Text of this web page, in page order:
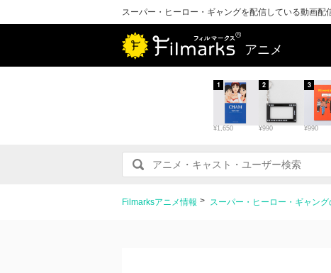
スーパー・ヒーロー・ギャングを配信している動画配
アニメ
¥1,650
1
¥990
2
¥990
3
Filmarksアニメ情報 スーパー・ヒーロー・ギャン